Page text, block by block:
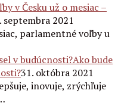
v Česku už o mesiac –
septembra 2021
parlamentné voľby u
Ako bude
31. októbra 2021
inovuje, zrýchľuje